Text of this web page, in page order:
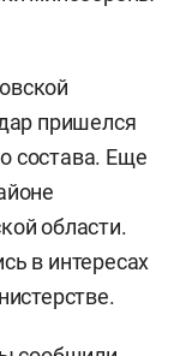
пришелся
состава. Еще
области.
в интересах